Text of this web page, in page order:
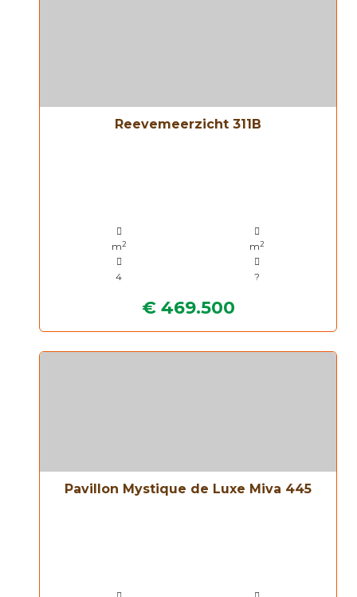
Reevemeerzicht 311B
m2 m2
4 ?
€ 469.500
Pavillon Mystique de Luxe Miva 445